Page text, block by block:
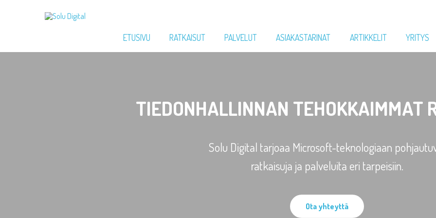
ETUSIVU RATKAISUT PALVELUT ASIAKASTARINAT ARTIKKELIT YRITYS
TIEDONHALLINNAN TEHOKKAIMMAT
Solu Digital tarjoaa Microsoft-teknologiaan
ratkaisuja ja palveluita eri tarpeisiin.
Ota yhteyttä